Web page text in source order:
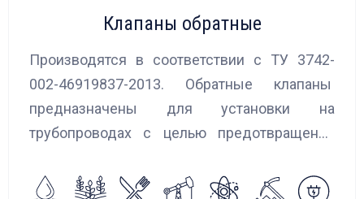
Клапаны обратные
Производятся в соответствии с ТУ 3742-
002-46919837-2013. Обратные клапаны
предназначены для установки на
трубопроводах с целью предотвращения
агрессивных жидкостей, эмульсий,